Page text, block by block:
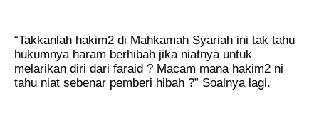
“Takkanlah hakim2 di Mahkamah Syariah ini tak tahu
hukumnya haram berhibah jika niatnya untuk
melarikan diri dari faraid ? Macam mana hakim2 ni
tahu niat sebenar pemberi hibah ?” Soalnya lagi.